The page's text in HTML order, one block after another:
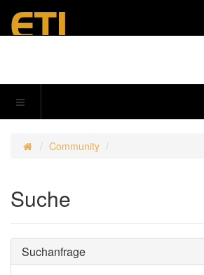
Community
Suche
Suchanfrage